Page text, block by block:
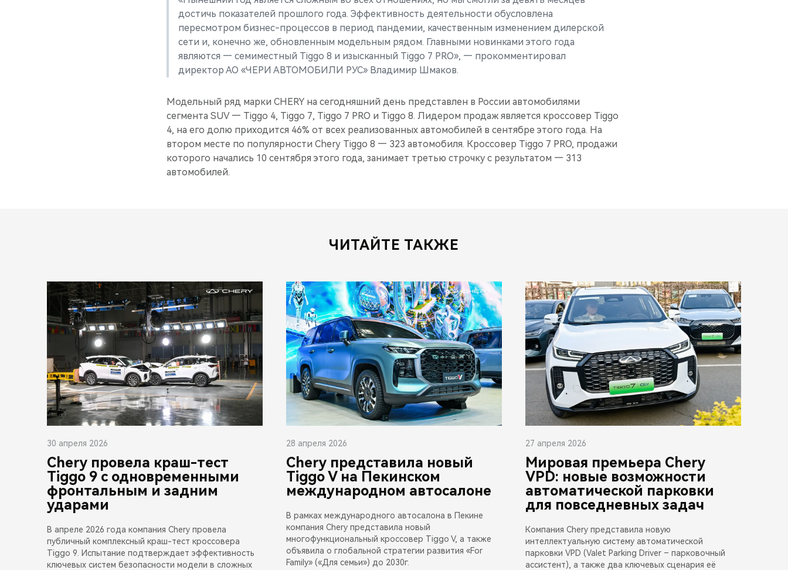
достичь показателей прошлого года. Эффективность деятельности обусловлена
пересмотром бизнес-процессов в период пандемии, качественным изменением дилерской
сети и, конечно же, обновленным модельным рядом. Главными новинками этого года
являются — семиместный Tiggo 8 и изысканный Tiggo 7 PRO», — прокомментировал
директор АО «ЧЕРИ АВТОМОБИЛИ РУС» Владимир Шмаков.
Модельный ряд марки CHERY на сегодняшний день представлен в России автомобилями
сегмента SUV — Tiggo 4, Tiggo 7, Tiggo 7 PRO и Tiggo 8. Лидером продаж является кроссовер Tiggo
4, на его долю приходится 46% от всех реализованных автомобилей в сентябре этого года. На
втором месте по популярности Chery Tiggo 8 — 323 автомобиля. Кроссовер Tiggo 7 PRO, продажи
которого начались 10 сентября этого года, занимает третью строчку с результатом — 313
автомобилей.
ЧИТАЙТЕ ТАКЖЕ
30 апреля 2026
Chery провела краш-тест
Tiggo 9 с одновременными
фронтальным и задним
ударами
В апреле 2026 года компания Chery провела
публичный комплексный краш-тест кроссовера
Tiggo 9. Испытание подтверждает эффективность
ключевых систем безопасности модели в сложных
28 апреля 2026
Chery представила новый
Tiggo V на Пекинском
международном автосалоне
В рамках международного автосалона в Пекине
компания Chery представила новый
многофункциональный кроссовер Tiggo V, а также
объявила о глобальной стратегии развития «For
Family» («Для семьи») до 2030г.
27 апреля 2026
Мировая премьера Chery
VPD: новые возможности
автоматической парковки
для повседневных задач
Компания Chery представила новую
интеллектуальную систему автоматической
парковки VPD (Valet Parking Driver – парковочный
ассистент), а также два ключевых сценария её